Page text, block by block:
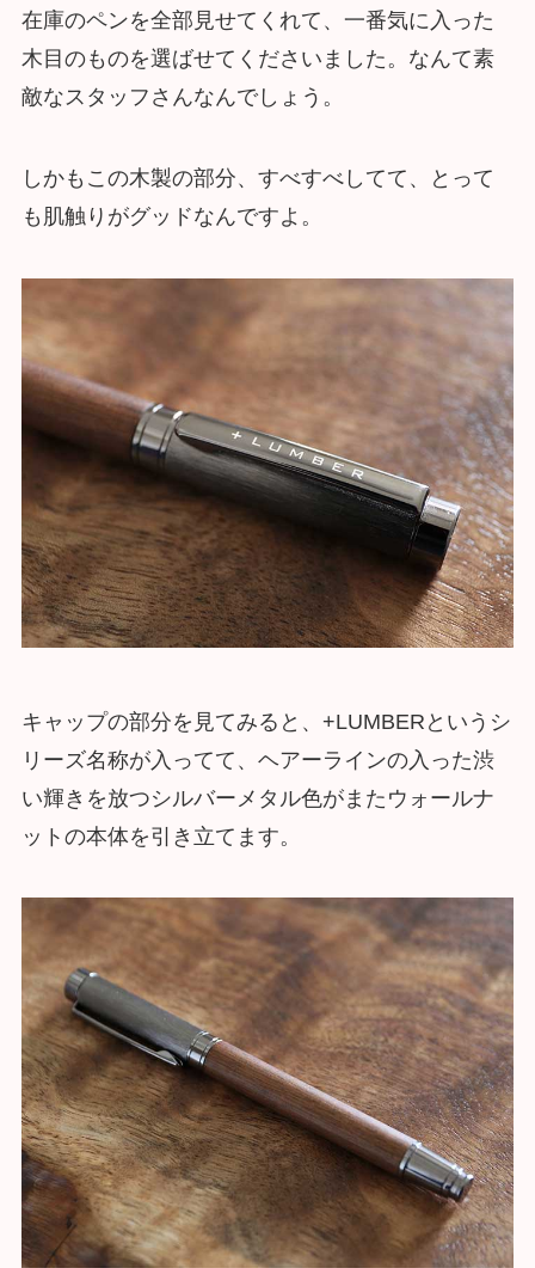
在庫のペンを全部見せてくれて、一番気に入った
木目のものを選ばせてくださいました。なんて素
敵なスタッフさんなんでしょう。
しかもこの木製の部分、すべすべしてて、とって
も肌触りがグッドなんですよ。
キャップの部分を見てみると、+LUMBERというシ
リーズ名称が入ってて、ヘアーラインの入った渋
い輝きを放つシルバーメタル色がまたウォールナ
ットの本体を引き立てます。